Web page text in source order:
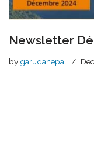
Newsletter
by garudanepal